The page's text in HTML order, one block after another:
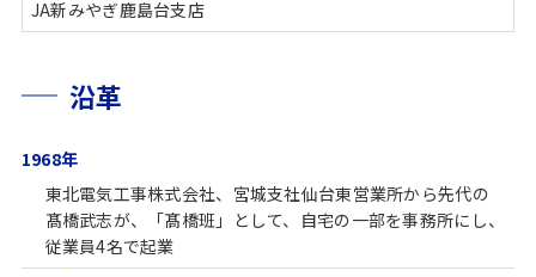
JA新みやぎ鹿島台支店
沿革
1968年
東北電気工事株式会社、宮城支社仙台東営業所から先代の
髙橋武志が、「髙橋班」として、自宅の一部を事務所にし、
従業員4名で起業